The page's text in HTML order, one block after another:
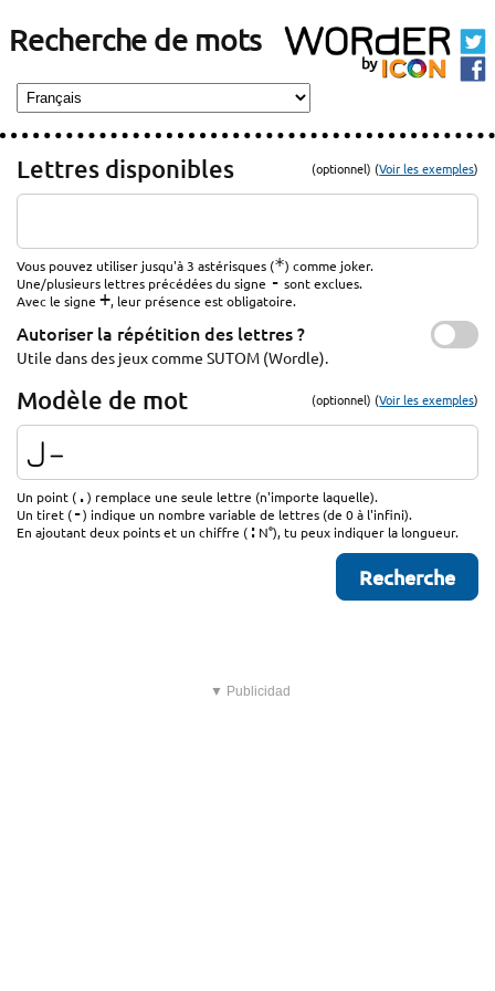
Recherche de mots
Lettres disponibles (optionnel) (Voir les exemples)
Vous pouvez utiliser jusqu'à 3 astérisques (*) comme joker.
Une/plusieurs lettres précédées du signe - sont exclues.
Avec le signe +, leur présence est obligatoire.
Autoriser la répétition des lettres ?
Utile dans des jeux comme SUTOM (Wordle).
Modèle de mot (optionnel) (Voir les exemples)
Un point (.) remplace une seule lettre (n'importe laquelle).
Un tiret (-) indique un nombre variable de lettres (de 0 à l'infini).
En ajoutant deux points et un chiffre (: N°), tu peux indiquer la longueur.
▼ Publicidad